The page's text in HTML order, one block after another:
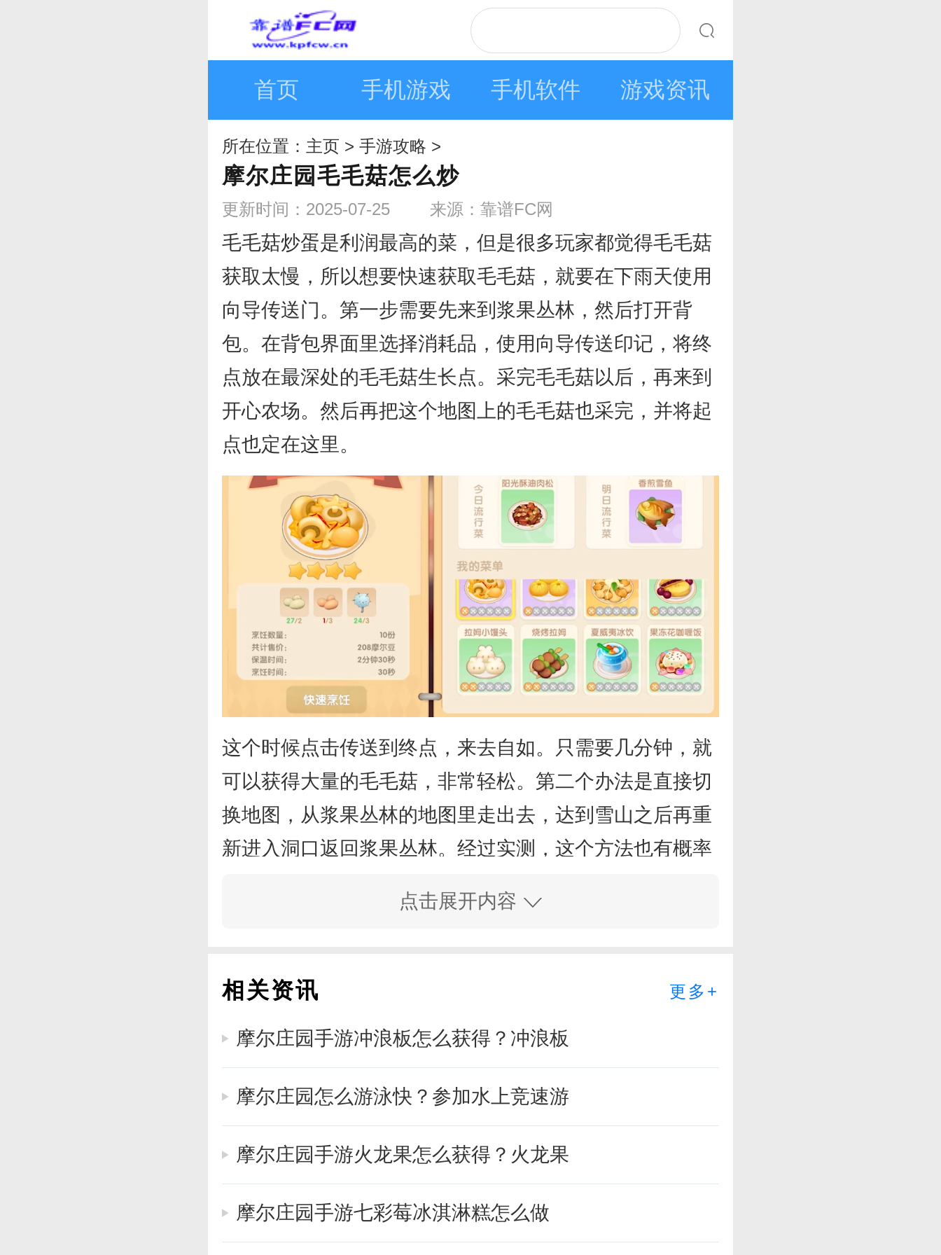
首页 手机游戏 手机软件 游戏资讯
所在位置： 主页 > 手游攻略 >
摩尔庄园毛毛菇怎么炒
更新时间：2025-07-25 来源：靠谱FC网
毛毛菇炒蛋是利润最高的菜，但是很多玩家都觉得毛毛菇
获取太慢，所以想要快速获取毛毛菇，就要在下雨天使用
向导传送门。第一步需要先来到浆果丛林，然后打开背
包。在背包界面里选择消耗品，使用向导传送印记，将终
点放在最深处的毛毛菇生长点。采完毛毛菇以后，再来到
开心农场。然后再把这个地图上的毛毛菇也采完，并将起
点也定在这里。
这个时候点击传送到终点，来去自如。只需要几分钟，就
可以获得大量的毛毛菇，非常轻松。第二个办法是直接切
换地图，从浆果丛林的地图里走出去，达到雪山之后再重
新进入洞口返回浆果丛林。经过实测，这个方法也有概率
这道菜里除了毛毛菇比较缺少外，鸭蛋也是非常稀缺的。
所以建议在开局养畜牧的时候，选择三只鸭子和一只鸡开
局。这样后期制作毛毛菇炒蛋的时候，就不会担心原材料
点击展开内容
相关资讯 更多+
摩尔庄园手游冲浪板怎么获得？冲浪板
摩尔庄园怎么游泳快？参加水上竞速游
摩尔庄园手游火龙果怎么获得？火龙果
摩尔庄园手游七彩莓冰淇淋糕怎么做